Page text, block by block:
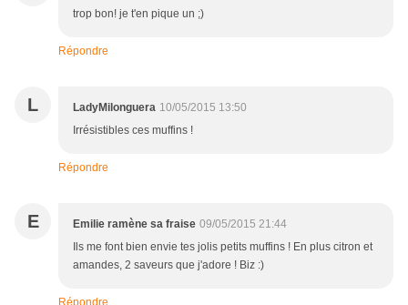
trop bon! je t'en pique un ;)
Répondre
L LadyMilonguera 10/05/2015 13:50
Irrésistibles ces muffins !
Répondre
E Emilie ramène sa fraise 09/05/2015 21:44
Ils me font bien envie tes jolis petits muffins ! En plus citron et
amandes, 2 saveurs que j'adore ! Biz :)
Répondre